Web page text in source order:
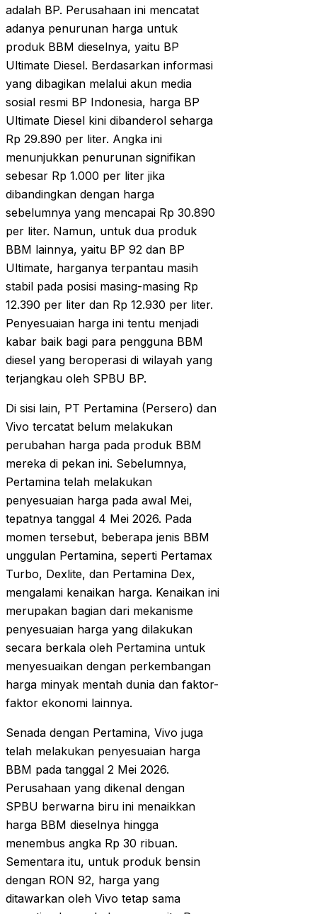
adalah BP. Perusahaan ini mencatat
adanya penurunan harga untuk
produk BBM dieselnya, yaitu BP
Ultimate Diesel. Berdasarkan informasi
yang dibagikan melalui akun media
sosial resmi BP Indonesia, harga BP
Ultimate Diesel kini dibanderol seharga
Rp 29.890 per liter. Angka ini
menunjukkan penurunan signifikan
sebesar Rp 1.000 per liter jika
dibandingkan dengan harga
sebelumnya yang mencapai Rp 30.890
per liter. Namun, untuk dua produk
BBM lainnya, yaitu BP 92 dan BP
Ultimate, harganya terpantau masih
stabil pada posisi masing-masing Rp
12.390 per liter dan Rp 12.930 per liter.
Penyesuaian harga ini tentu menjadi
kabar baik bagi para pengguna BBM
diesel yang beroperasi di wilayah yang
terjangkau oleh SPBU BP.
Di sisi lain, PT Pertamina (Persero) dan
Vivo tercatat belum melakukan
perubahan harga pada produk BBM
mereka di pekan ini. Sebelumnya,
Pertamina telah melakukan
penyesuaian harga pada awal Mei,
tepatnya tanggal 4 Mei 2026. Pada
momen tersebut, beberapa jenis BBM
unggulan Pertamina, seperti Pertamax
Turbo, Dexlite, dan Pertamina Dex,
mengalami kenaikan harga. Kenaikan ini
merupakan bagian dari mekanisme
penyesuaian harga yang dilakukan
secara berkala oleh Pertamina untuk
menyesuaikan dengan perkembangan
harga minyak mentah dunia dan faktor-
faktor ekonomi lainnya.
Senada dengan Pertamina, Vivo juga
telah melakukan penyesuaian harga
BBM pada tanggal 2 Mei 2026.
Perusahaan yang dikenal dengan
SPBU berwarna biru ini menaikkan
harga BBM dieselnya hingga
menembus angka Rp 30 ribuan.
Sementara itu, untuk produk bensin
dengan RON 92, harga yang
ditawarkan oleh Vivo tetap sama